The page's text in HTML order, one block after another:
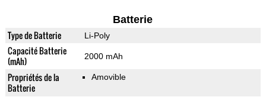
Batterie
Type de Batterie Li-Poly
Capacité Batterie
(mAh)
2000 mAh
Propriétés de la
Batterie
Amovible